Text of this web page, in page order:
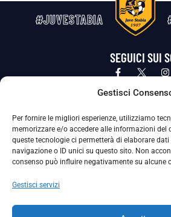
Gestisci
Per fornire le migliori esperienze, utilizziamo
memorizzare e/o accedere alle informazioni del
queste tecnologie ci permetterà di elaborare
navigazione o ID unici su questo sito. Non
consenso può influire negativamente su alcune
Gestisci servizi
#JUVESTABIA
SEGUICI SUI
Privacy Policy Cookie Policy
La Società ha nominato il Responsabile della Protezione dei Dati Personali
adottate dalla nostra Società per tutelare i Suoi
Per contattare il DPO può scrivere a